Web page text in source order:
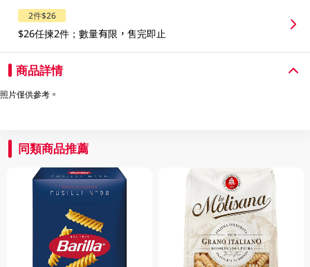
2件$26
$26任揀2件；數量有限，售完即止
商品詳情
照片僅供參考。
同類商品推薦